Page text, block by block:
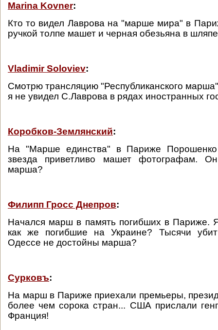
Marina Kovner:
Кто то видел Лаврова на "марше мира" в
ручкой толпе машет и черная обезьяна в
Vladimir Soloviev:
Смотрю трансляцию "Республиканского
я не увидел С.Лаврова в рядах иностранных
Коробков-Землянский:
На "Марше единства" в Париже Порошенко
звезда приветливо машет фотографам.
марша?
Филипп Гросс Днепров:
Начался марш в память погибших в Париже.
как же погибшие на Украине? Тысячи
Одессе не достойны марша?
Сурковъ:
На марш в Париже приехали премьеры,
более чем сорока стран... США прислали
Франция!